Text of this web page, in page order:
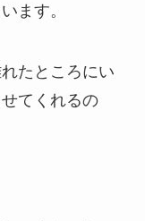
ます。
たところにい
てくれるの